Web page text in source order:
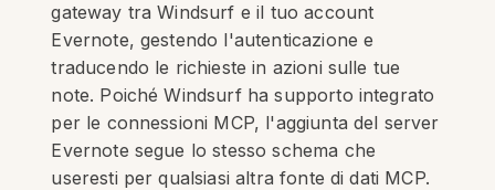
gateway tra Windsurf e il tuo account
Evernote, gestendo l'autenticazione e
traducendo le richieste in azioni sulle tue
note. Poiché Windsurf ha supporto integrato
per le connessioni MCP, l'aggiunta del server
Evernote segue lo stesso schema che
useresti per qualsiasi altra fonte di dati MCP.